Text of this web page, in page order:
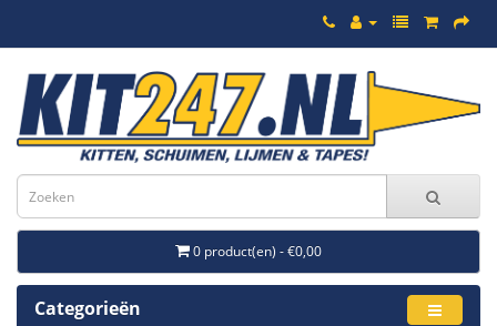
0 product(en) - €0,00
Categorieën